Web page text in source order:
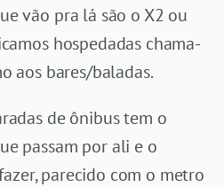
vão pra lá são o X2 ou
hospedadas chama-
aos bares/baladas.
de ônibus tem o
passam por ali e o
parecido com o metro